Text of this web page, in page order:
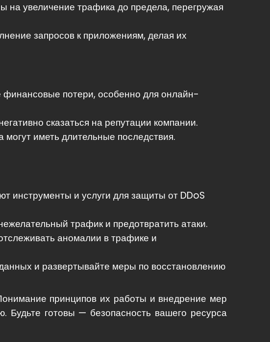
на увеличение трафика до предела, перегружая
запросов к приложениям, делая их
финансовые потери, особенно для онлайн-
сказаться на репутации компании.
иметь длительные последствия.
инструменты и услуги для защиты от DDoS
трафик и предотвратить атаки.
аномалии в трафике и
и развертывайте меры по восстановлению
принципов их работы и внедрение мер
Будьте готовы — безопасность вашего ресурса